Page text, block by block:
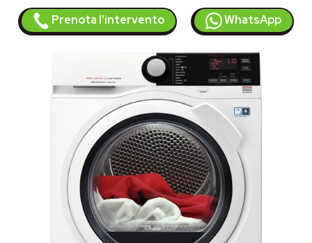
Prenota l'intervento WhatsApp